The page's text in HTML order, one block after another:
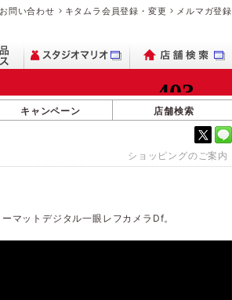
お問い合わせ キタムラ会員登録・変更 メルマガ登録
キャンペーン 店舗検索
ショッピングのご案内
マットデジタル一眼レフカメラDf。